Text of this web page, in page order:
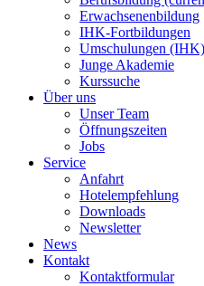
Erwachsenenbildung
IHK-Fortbildungen
Umschulungen (IHK)
Junge Akademie
Kurssuche
Über uns
Unser Team
Öffnungszeiten
Jobs
Service
Anfahrt
Hotelempfehlung
Downloads
Newsletter
News
Kontakt
Kontaktformular